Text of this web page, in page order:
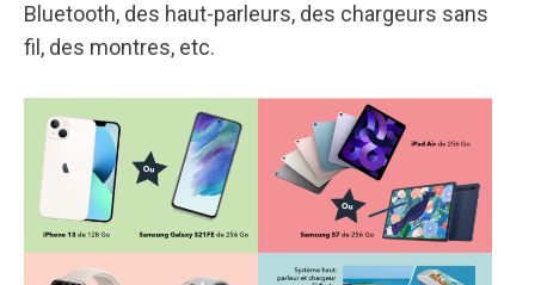
Bluetooth, des haut-parleurs, des chargeurs sans
fil, des montres, etc.